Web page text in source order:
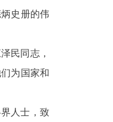
史册的伟
民同志，
为国家和
人士，致